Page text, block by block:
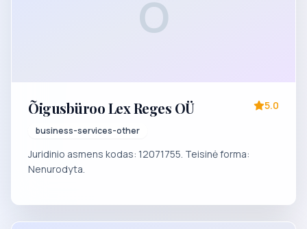
Õ
Õigusbüroo Lex Reges OÜ
business-services-other
5.0
Juridinio asmens kodas: 12071755. Teisinė forma:
Nenurodyta.